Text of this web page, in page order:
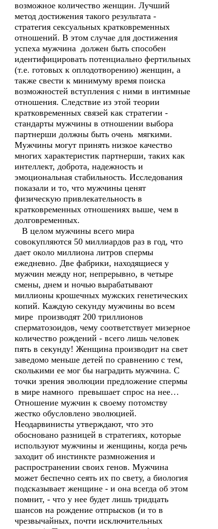
возможное количество женщин. Лучший
метод достижения такого результата -
стратегия сексуальных кратковременных
отношений. В этом случае для достижения
успеха мужчина должен быть способен
идентифицировать потенциально фертильных
(т.е. готовых к оплодотворению) женщин, а
также свести к минимуму время поиска
возможностей вступления с ними в интимные
отношения. Следствие из этой теории
кратковременных связей как стратегии -
стандарты мужчины в отношении выбора
партнерши должны быть очень мягкими.
Мужчины могут принять низкое качество
многих характеристик партнерши, таких как
интеллект, доброта, надежность и
эмоциональная стабильность. Исследования
показали и то, что мужчины ценят
физическую привлекательность в
кратковременных отношениях выше, чем в
долговременных.
В целом мужчины всего мира
совокупляются 50 миллиардов раз в год, что
дает около миллиона литров спермы
ежедневно. Две фабрики, находящиеся у
мужчин между ног, непрерывно, в четыре
смены, днем и ночью вырабатывают
миллионы крошечных мужских генетических
копий. Каждую секунду мужчины во всем
мире производят 200 триллионов
сперматозоидов, чему соответствует мизерное
количество рождений - всего лишь человек
пять в секунду! Женщина производит на свет
заведомо меньше детей по сравнению с тем,
сколькими ее мог бы наградить мужчина. С
точки зрения эволюции предложение спермы
в мире намного превышает спрос на нее…
Отношение мужчин к своему потомству
жестко обусловлено эволюцией.
Неодарвинисты утверждают, что это
обосновано разницей в стратегиях, которые
используют мужчины и женщины, когда речь
заходит об инстинкте размножения и
распространении своих генов. Мужчина
может беспечно сеять их по свету, а биология
подсказывает женщине - и она всегда об этом
помнит, - что у нее будет лишь тридцать
шансов на рождение отпрысков (и то в
чрезвычайных, почти исключительных